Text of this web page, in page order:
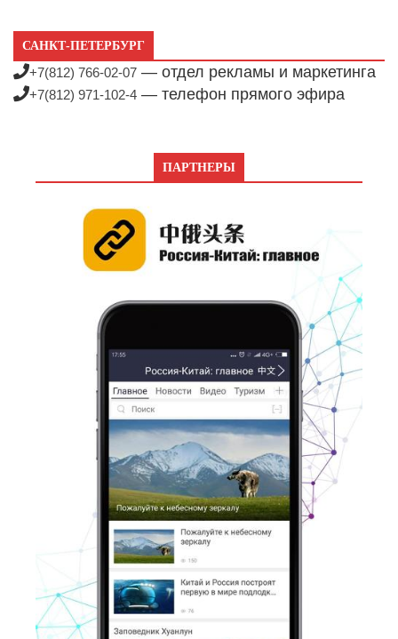
САНКТ-ПЕТЕРБУРГ
+7(812) 766-02-07 — отдел рекламы и маркетинга
+7(812) 971-102-4 — телефон прямого эфира
ПАРТНЕРЫ